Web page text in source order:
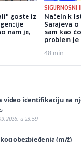
goste iz
nam je,
SIGURNOSNI
Načelnik
Sarajeva o
sam kao
problem je
48 min
video identifikaciju na
u 23:59
obezbjeđenja (m/ž)